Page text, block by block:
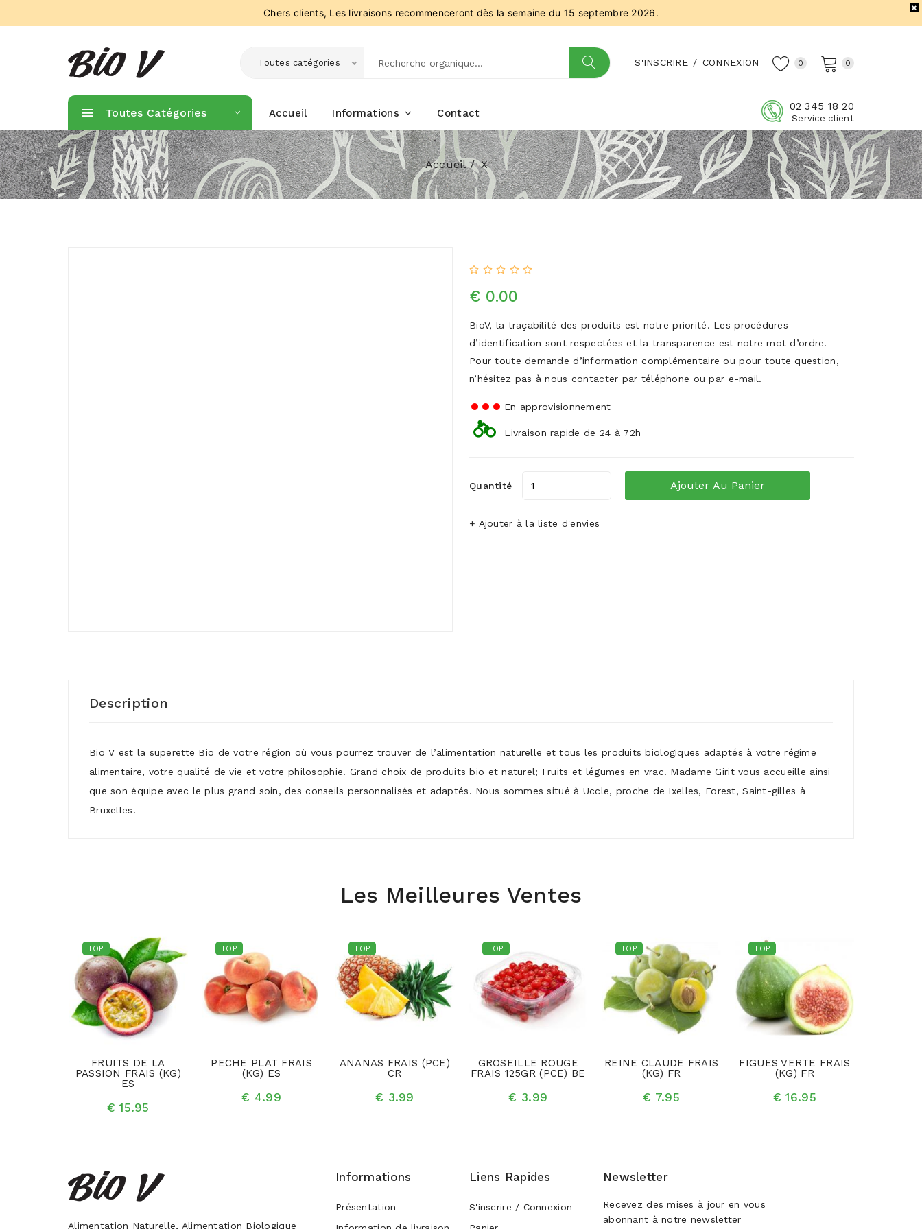
Chers clients, Les livraisons recommenceront dès la semaine du 15 septembre 2026.
Toutes catégories S'INSCRIRE / CONNEXION 0 0
Toutes Catégories Accueil Informations Contact
02 345 18 20
Service client
Accueil X
€ 0.00
BioV, la traçabilité des produits est notre priorité. Les procédures
d’identification sont respectées et la transparence est notre mot d’ordre.
Pour toute demande d’information complémentaire ou pour toute question,
n’hésitez pas à nous contacter par téléphone ou par e-mail.
En approvisionnement
Livraison rapide de 24 à 72h
Quantité Ajouter Au Panier
+ Ajouter à la liste d'envies
Description
Bio V est la superette Bio de votre région où vous pourrez trouver de l’alimentation naturelle et tous les produits biologiques adaptés à votre régime
alimentaire, votre qualité de vie et votre philosophie. Grand choix de produits bio et naturel; Fruits et légumes en vrac. Madame Girit vous accueille ainsi
que son équipe avec le plus grand soin, des conseils personnalisés et adaptés. Nous sommes situé à Uccle, proche de Ixelles, Forest, Saint-gilles à
Bruxelles.
Les Meilleures Ventes
TOP
FRUITS DE LA
PASSION FRAIS (KG)
ES
€ 15.95
TOP
PECHE PLAT FRAIS
(KG) ES
€ 4.99
TOP
ANANAS FRAIS (PCE)
CR
€ 3.99
TOP
GROSEILLE ROUGE
FRAIS 125GR (PCE) BE
€ 3.99
TOP
REINE CLAUDE FRAIS
(KG) FR
€ 7.95
TOP
FIGUES VERTE FRAIS
(KG) FR
€ 16.95
Alimentation Naturelle, Alimentation Biologique
Informations
Présentation
Liens Rapides
S'inscrire / Connexion
Newsletter
Recevez des mises à jour en vous
abonnant à notre newsletter